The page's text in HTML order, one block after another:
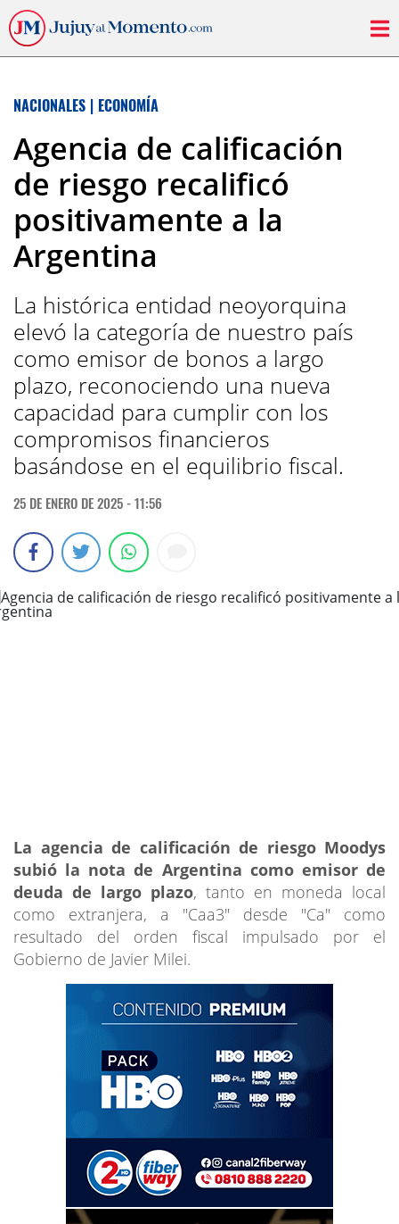
NACIONALES | ECONOMÍA
Agencia de calificación
de riesgo recalificó
positivamente a la
Argentina
La histórica entidad neoyorquina
elevó la categoría de nuestro país
como emisor de bonos a largo
plazo, reconociendo una nueva
capacidad para cumplir con los
compromisos financieros
basándose en el equilibrio fiscal.
25 DE ENERO DE 2025 - 11:56
La agencia de calificación de riesgo Moodys
subió la nota de Argentina como emisor de
deuda de largo plazo, tanto en moneda local
como extranjera, a "Caa3" desde "Ca" como
resultado del orden fiscal impulsado por el
Gobierno de Javier Milei.